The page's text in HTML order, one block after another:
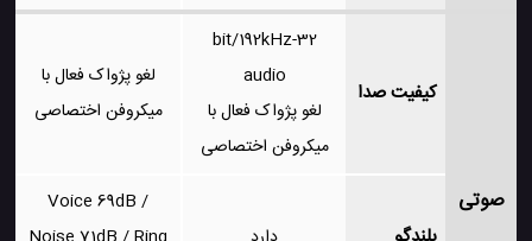
صوتی
کیفیت صدا
32-bit/192kHz
audio
لغو پژواک فعال با
میکروفن اختصاصی
لغو پژواک فعال با
میکروفن اختصاصی
Voice 69dB /